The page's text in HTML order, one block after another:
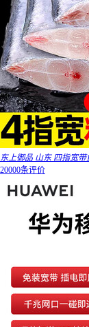
东上御品 山东 四指宽
20000条评价